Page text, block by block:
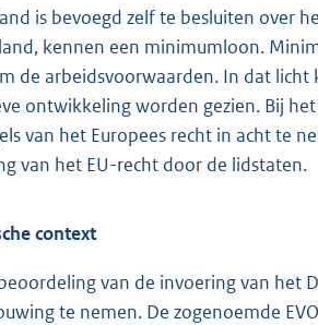
is bevoegd zelf te besluiten over
kennen een minimumloon.
de arbeidsvoorwaarden. In dat
ontwikkeling worden gezien. Bij
van het Europees recht in acht te
van het EU-recht door de lidstaten.
context
van de invoering van het
te nemen. De zogenoemde